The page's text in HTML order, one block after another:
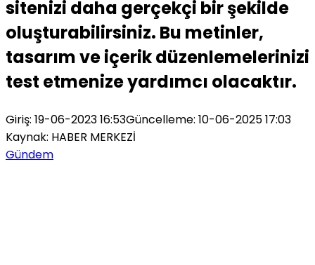
sitenizi daha gerçekçi bir şekilde
oluşturabilirsiniz. Bu metinler,
tasarım ve içerik düzenlemelerinizi
test etmenize yardımcı olacaktır.
Giriş: 19-06-2023 16:53Güncelleme: 10-06-2025 17:03
Kaynak: HABER MERKEZİ
Gündem